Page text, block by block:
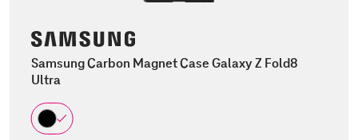
Samsung Carbon Magnet Case Galaxy Z Fold8
Ultra